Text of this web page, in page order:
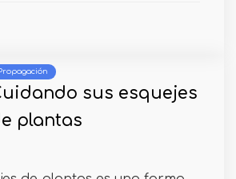
sus esquejes
plantas